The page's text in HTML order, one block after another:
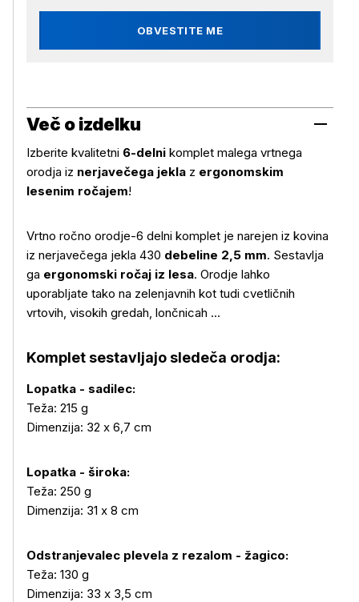
OBVESTITE ME
Več o izdelku
Več o izdelku
Izberite kvalitetni 6-delni komplet malega vrtnega
orodja iz nerjavečega jekla z ergonomskim
lesenim ročajem!
Vrtno ročno orodje-6 delni komplet je narejen iz kovina
iz nerjavečega jekla 430 debeline 2,5 mm. Sestavlja
ga ergonomski ročaj iz lesa. Orodje lahko
uporabljate tako na zelenjavnih kot tudi cvetličnih
vrtovih, visokih gredah, lončnicah ...
Komplet sestavljajo sledeča orodja:
Lopatka - sadilec:
Teža: 215 g
Dimenzija: 32 x 6,7 cm
Lopatka - široka:
Teža: 250 g
Dimenzija: 31 x 8 cm
Odstranjevalec plevela z rezalom - žagico:
Teža: 130 g
Dimenzija: 33 x 3,5 cm